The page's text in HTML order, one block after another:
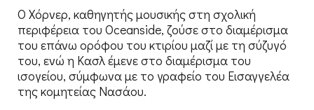
Ο Χόρνερ, καθηγητής μουσικής στη σχολική
περιφέρεια του Oceanside, ζούσε στο διαμέρισμα
του επάνω ορόφου του κτιρίου μαζί με τη σύζυγό
του, ενώ η Κασλ έμενε στο διαμέρισμα του
ισογείου, σύμφωνα με το γραφείο του Εισαγγελέα
της κομητείας Νασάου.